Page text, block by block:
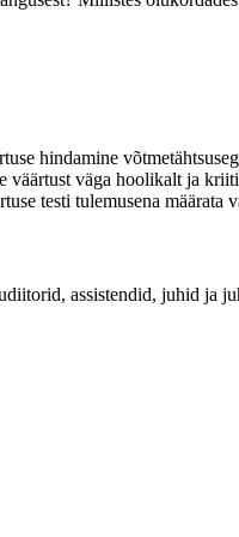
hindamine
väärtust väga hoolikalt ja
testi tulemusena
assistendid, juhid ja